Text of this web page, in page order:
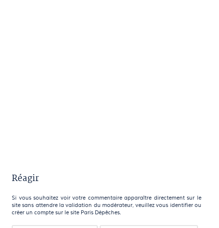
Réagir
Si vous souhaitez voir votre commentaire apparaître directement sur le
site sans attendre la validation du modérateur, veuillez vous identifier ou
créer un compte sur le site Paris Dépêches.